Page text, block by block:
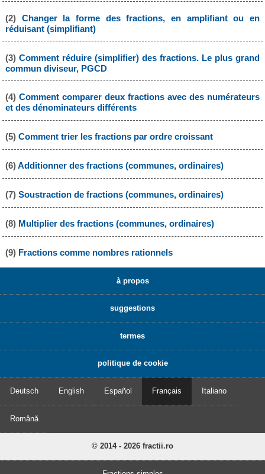
(2) Changer la forme des fractions, en amplifiant ou en
réduisant (simplifiant)
(3) Comment réduire (simplifier) des fractions. Le plus grand
commun diviseur, PGCD
(4) Comment comparer deux fractions avec des numérateurs
et des dénominateurs différents
(5) Comment trier les fractions par ordre croissant
(6)Additionner des fractions (communes, ordinaires)
(7) Soustraction de fractions (communes, ordinaires)
(8) Multiplier des fractions (communes, ordinaires)
(9) Fractions comme nombres rationnels
à propos
suggestions
termes
politique de cookie
Deutsch English Español Français Italiano
Română
© 2014 - 2026 fractii.ro